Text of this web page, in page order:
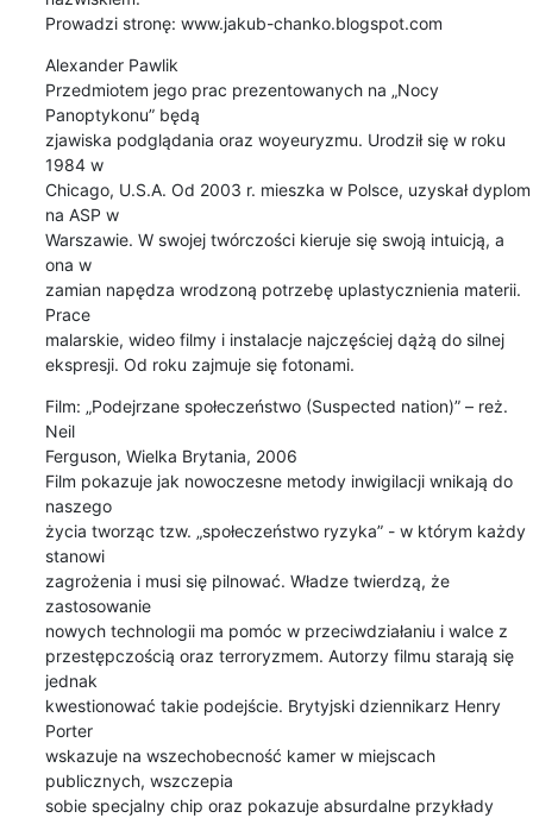
Prowadzi stronę: www.jakub-chanko.blogspot.com
Alexander Pawlik
Przedmiotem jego prac prezentowanych na „Nocy
Panoptykonu” będą
zjawiska podglądania oraz woyeuryzmu. Urodził się w roku
1984 w
Chicago, U.S.A. Od 2003 r. mieszka w Polsce, uzyskał dyplom
na ASP w
Warszawie. W swojej twórczości kieruje się swoją intuicją, a
ona w
zamian napędza wrodzoną potrzebę uplastycznienia materii.
Prace
malarskie, wideo filmy i instalacje najczęściej dążą do silnej
ekspresji. Od roku zajmuje się fotonami.
Film: „Podejrzane społeczeństwo (Suspected nation)” – reż.
Neil
Ferguson, Wielka Brytania, 2006
Film pokazuje jak nowoczesne metody inwigilacji wnikają do
naszego
życia tworząc tzw. „społeczeństwo ryzyka” - w którym każdy
stanowi
zagrożenia i musi się pilnować. Władze twierdzą, że
zastosowanie
nowych technologii ma pomóc w przeciwdziałaniu i walce z
przestępczością oraz terroryzmem. Autorzy filmu starają się
jednak
kwestionować takie podejście. Brytyjski dziennikarz Henry
Porter
wskazuje na wszechobecność kamer w miejscach
publicznych, wszczepia
sobie specjalny chip oraz pokazuje absurdalne przykłady